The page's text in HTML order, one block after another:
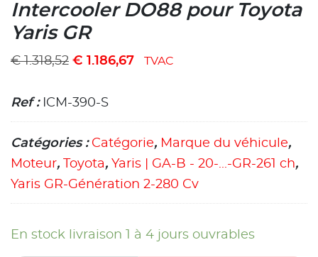
Intercooler DO88 pour Toyota
Yaris GR
€1.318,52 € 1.186,67 TVAC
Ref : ICM-390-S
Catégories : Catégorie, Marque du véhicule,
Moteur, Toyota, Yaris | GA-B - 20-...-GR-261 ch,
Yaris GR-Génération 2-280 Cv
En stock livraison 1 à 4 jours ouvrables